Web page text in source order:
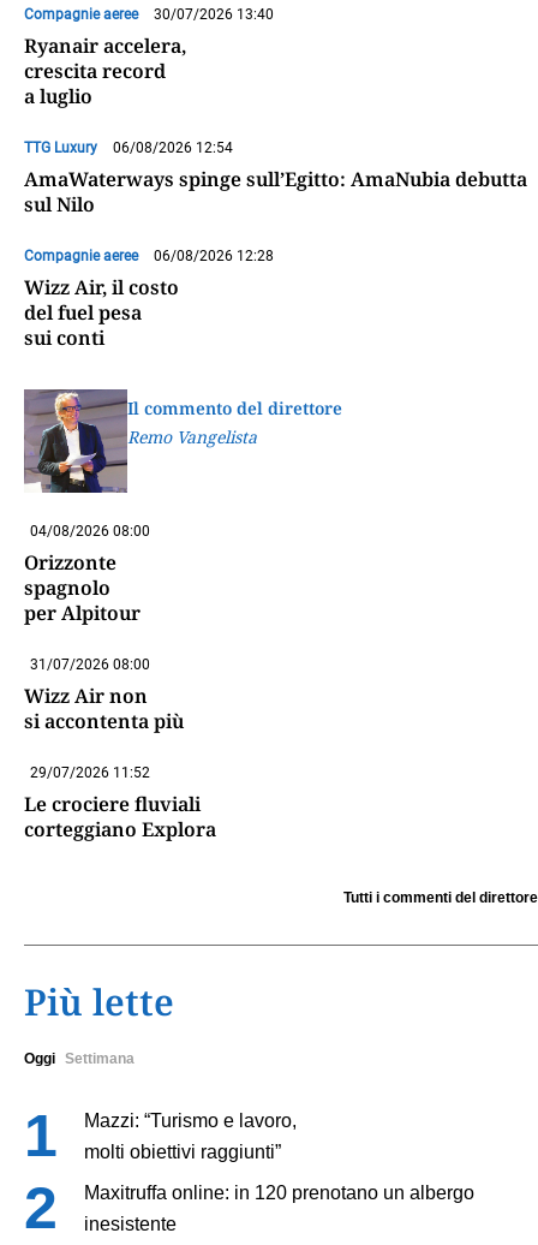
Compagnie aeree 30/07/2026 13:40
Ryanair accelera,
crescita record
a luglio
TTG Luxury 06/08/2026 12:54
AmaWaterways spinge sull’Egitto: AmaNubia debutta
sul Nilo
Compagnie aeree 06/08/2026 12:28
Wizz Air, il costo
del fuel pesa
sui conti
Il commento del direttore
Remo Vangelista
04/08/2026 08:00
Orizzonte
spagnolo
per Alpitour
31/07/2026 08:00
Wizz Air non
si accontenta più
29/07/2026 11:52
Le crociere fluviali
corteggiano Explora
Tutti i commenti del direttore
Più lette
Oggi Settimana
Mazzi: “Turismo e lavoro,
molti obiettivi raggiunti”
Maxitruffa online: in 120 prenotano un albergo
inesistente